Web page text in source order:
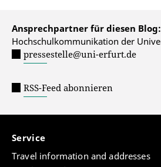
Ansprechpartner für diesen Blog:
Hochschulkommunikation der
pressestelle@uni-erfurt.de
RSS-Feed abonnieren
Service
Travel information and addresses